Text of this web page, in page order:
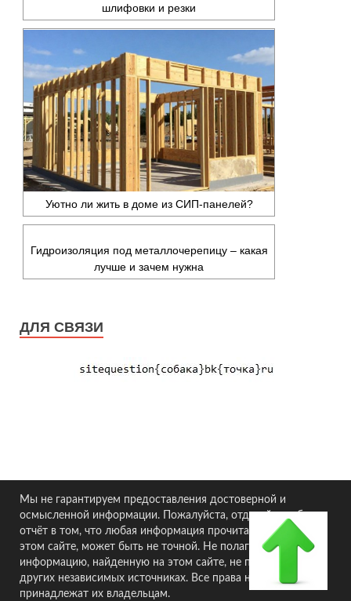
шлифовки и резки
Уютно ли жить в доме из СИП-панелей?
Гидроизоляция под металлочерепицу – какая
лучше и зачем нужна
ДЛЯ СВЯЗИ
Мы не гарантируем предоставления достоверной и
осмысленной информации. Пожалуйста, отдавайте себе
отчёт в том, что любая информация прочитанная вами на
этом сайте, может быть не точной. Не полагайтесь на
информацию, найденную на этом сайте, не проверив её в
других независимых источниках. Все права на материалы
принадлежат их владельцам.